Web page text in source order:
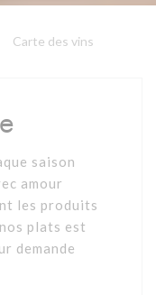
Carte des vins
saison
amour
les produits
plats est
demande